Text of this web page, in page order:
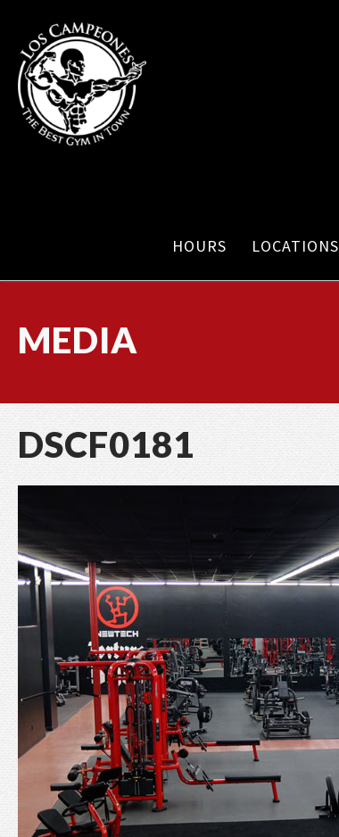
HOURS LOCATIONS
MEDIA
DSCF0181